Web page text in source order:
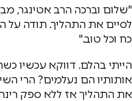
"שלום וברכה הרב אטינגר,
לסיים את התהליך. תודה על
כח וכל טוב."
הייתי בהלם. דווקא עכשיו
אותותיו הם נעלמים? הרי
את התהליך אז ללא ספק